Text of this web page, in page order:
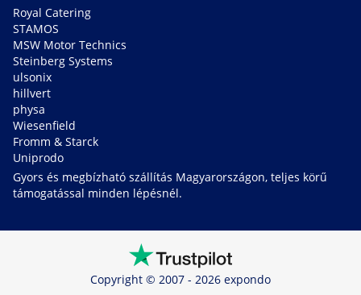
Royal Catering
STAMOS
MSW Motor Technics
Steinberg Systems
ulsonix
hillvert
physa
Wiesenfield
Fromm & Starck
Uniprodo
Gyors és megbízható szállítás Magyarországon, teljes körű
támogatással minden lépésnél.
Copyright © 2007 - 2026 expondo